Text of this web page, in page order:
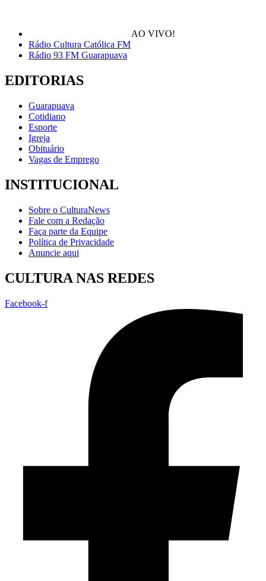
AO VIVO!
Rádio Cultura Católica FM
Rádio 93 FM Guarapuava
EDITORIAS
Guarapuava
Cotidiano
Esporte
Igreja
Obituário
Vagas de Emprego
INSTITUCIONAL
Sobre o CulturaNews
Fale com a Redação
Faça parte da Equipe
Política de Privacidade
Anuncie aqui
CULTURA NAS REDES
Facebook-f